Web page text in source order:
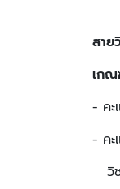
สาย
เกณ
- ค
- ค
วิ